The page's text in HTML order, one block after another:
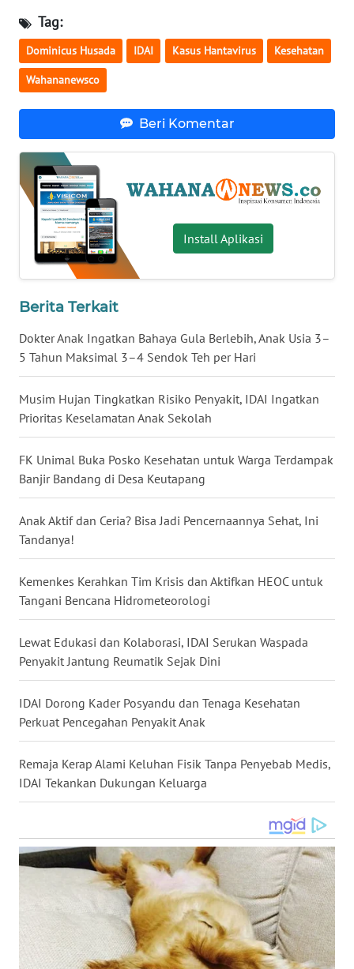
Tag:
Dominicus Husada IDAI Kasus Hantavirus Kesehatan
Wahananewsco
Beri Komentar
Install Aplikasi
Berita Terkait
Dokter Anak Ingatkan Bahaya Gula Berlebih, Anak Usia 3–
5 Tahun Maksimal 3–4 Sendok Teh per Hari
Musim Hujan Tingkatkan Risiko Penyakit, IDAI Ingatkan
Prioritas Keselamatan Anak Sekolah
FK Unimal Buka Posko Kesehatan untuk Warga Terdampak
Banjir Bandang di Desa Keutapang
Anak Aktif dan Ceria? Bisa Jadi Pencernaannya Sehat, Ini
Tandanya!
Kemenkes Kerahkan Tim Krisis dan Aktifkan HEOC untuk
Tangani Bencana Hidrometeorologi
Lewat Edukasi dan Kolaborasi, IDAI Serukan Waspada
Penyakit Jantung Reumatik Sejak Dini
IDAI Dorong Kader Posyandu dan Tenaga Kesehatan
Perkuat Pencegahan Penyakit Anak
Remaja Kerap Alami Keluhan Fisik Tanpa Penyebab Medis,
IDAI Tekankan Dukungan Keluarga
WN
SULTRA
WN
WN
SULTENG
WN
SULBAR
WN
BABEL
WN
SUMBAR
WN
SUMSEL
WN
BENGKULU
WN
LAMPUNG
WN
JATENG
WN
NUSANTARA
JOGJA
JATIM
WN
WN
KALTENG